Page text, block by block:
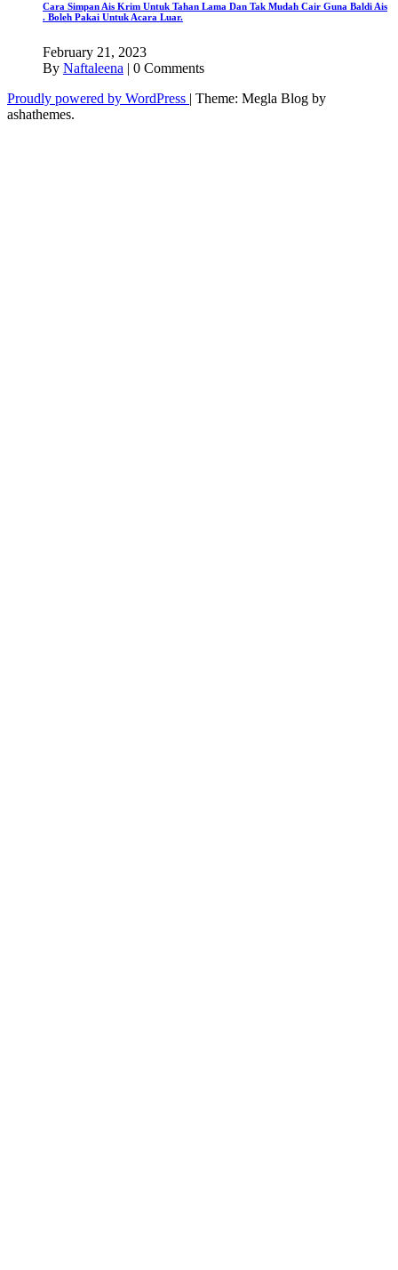
Cara Simpan Ais Krim Untuk Tahan Lama Dan Tak Mudah Cair Guna Baldi Ais
. Boleh Pakai Untuk Acara Luar.
February 21, 2023
By Naftaleena | 0 Comments
Proudly powered by WordPress | Theme: Megla Blog by
ashathemes.